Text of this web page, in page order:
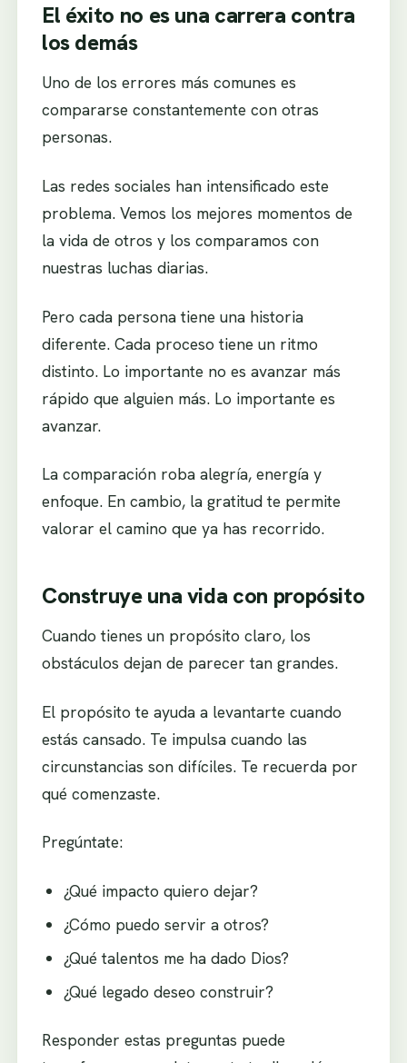
El éxito no es una carrera contra
los demás
Uno de los errores más comunes es
compararse constantemente con otras
personas.
Las redes sociales han intensificado este
problema. Vemos los mejores momentos de
la vida de otros y los comparamos con
nuestras luchas diarias.
Pero cada persona tiene una historia
diferente. Cada proceso tiene un ritmo
distinto. Lo importante no es avanzar más
rápido que alguien más. Lo importante es
avanzar.
La comparación roba alegría, energía y
enfoque. En cambio, la gratitud te permite
valorar el camino que ya has recorrido.
Construye una vida con propósito
Cuando tienes un propósito claro, los
obstáculos dejan de parecer tan grandes.
El propósito te ayuda a levantarte cuando
estás cansado. Te impulsa cuando las
circunstancias son difíciles. Te recuerda por
qué comenzaste.
Pregúntate:
¿Qué impacto quiero dejar?
¿Cómo puedo servir a otros?
¿Qué talentos me ha dado Dios?
¿Qué legado deseo construir?
Responder estas preguntas puede